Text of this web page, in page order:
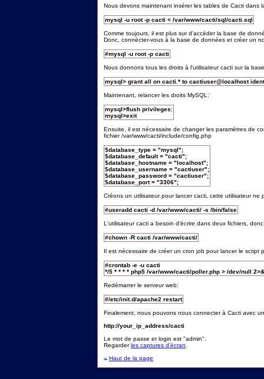
Nous devons maintenant insérer les tables de Cacti dans
mysql -u root -p cacti < /var/www/cacti/sql/cacti.sql
Comme toujours, il est plus sur d'accéder la base de
Donc, connécter-vous à la base de données et créer un
#mysql -u root -p cacti
Nous donnons tous les droits à l'utilisateur cacti sur la
mysql> grant all on cacti.* to cactiuser@localhost
Maintenant, relancer les droits MySQL:
mysql>flush privileges;
mysql>exit
Ensuite, il est nécessaire de changer les paramètres de
fichier /var/www/cacti/include/config.php
$database_type = "mysql";
$database_default = "cacti";
$database_hostname = "localhost";
$database_username = "cactiuser";
$database_password = "cactiuser";
$database_port = "3306";
Créons un utilisateur pour lancer cacti, cette utilisateur ne
#useradd cacti -d /var/www/cacti/ -s /bin/false
L'utilisateur cacti a besoin d'écrire dans deux fichiers,
#chown -R cacti /var/www/cacti/
Il est nécessaire de créer un cron job pour lancer le script
#crontab -e -u cacti
*/5 * * * * php5 /var/www/cacti/poller.php > /dev/null
Redémarrer le serveur web:
#/etc/init.d/apache2 restart
Finalement, nous pouvons nous connecter à Cacti avec
http://your_ip_address/cacti
Le mot de passe et login est "admin".
Regarderles captures d'écran
Haut de la page